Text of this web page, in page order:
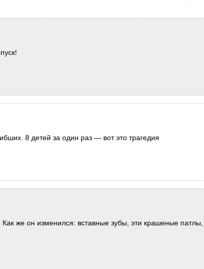
8 детей за один раз — вот это трагедия
же он изменился: вставные зубы, эти крашеные